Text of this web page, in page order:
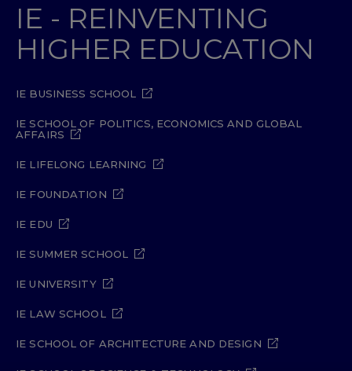
IE - REINVENTING
HIGHER EDUCATION
IE BUSINESS SCHOOL
IE SCHOOL OF POLITICS, ECONOMICS AND GLOBAL
AFFAIRS
IE LIFELONG LEARNING
IE FOUNDATION
IE EDU
IE SUMMER SCHOOL
IE UNIVERSITY
IE LAW SCHOOL
IE SCHOOL OF ARCHITECTURE AND DESIGN